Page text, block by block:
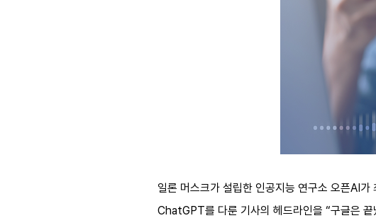
일론 머스크가 설립한 인공지능 연구소 오픈AI
ChatGPT를 다룬 기사의 헤드라인을 “구글은